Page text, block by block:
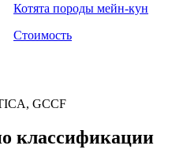
Котята породы мейн-кун
Стоимость
GCCF
классификации